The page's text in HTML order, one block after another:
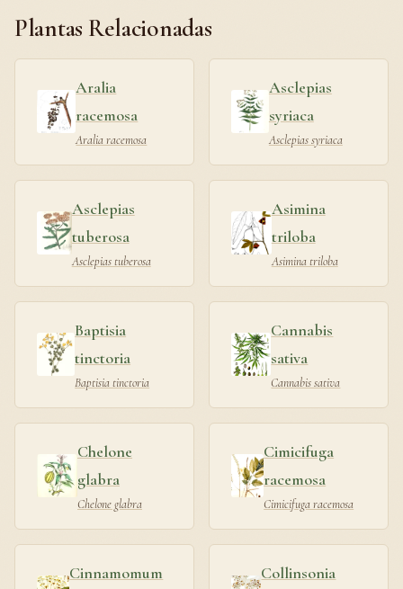
Plantas Relacionadas
Aralia
racemosa
Aralia racemosa
Asclepias
syriaca
Asclepias syriaca
Asclepias
tuberosa
Asclepias tuberosa
Asimina
triloba
Asimina triloba
Baptisia
tinctoria
Baptisia tinctoria
Cannabis
sativa
Cannabis sativa
Chelone
glabra
Chelone glabra
Cimicifuga
racemosa
Cimicifuga racemosa
Cinnamomum
Collinsonia